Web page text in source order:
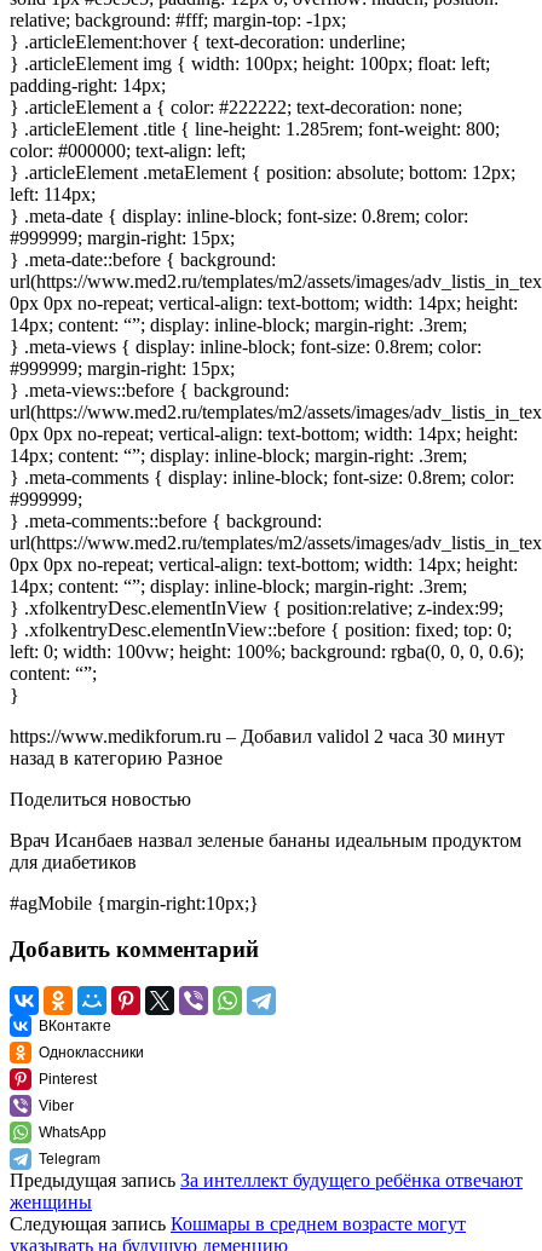
relative; background: #fff; margin-top: -1px;
} .articleElement:hover { text-decoration: underline;
} .articleElement img { width: 100px; height: 100px; float: left;
padding-right: 14px;
} .articleElement a { color: #222222; text-decoration: none;
} .articleElement .title { line-height: 1.285rem; font-weight: 800;
color: #000000; text-align: left;
} .articleElement .metaElement { position: absolute; bottom: 12px;
left: 114px;
} .meta-date { display: inline-block; font-size: 0.8rem; color:
#999999; margin-right: 15px;
} .meta-date::before { background:
url(https://www.med2.ru/templates/m2/assets/images/
0px 0px no-repeat; vertical-align: text-bottom; width: 14px; height:
14px; content: “”; display: inline-block; margin-right: .3rem;
} .meta-views { display: inline-block; font-size: 0.8rem; color:
#999999; margin-right: 15px;
} .meta-views::before { background:
url(https://www.med2.ru/templates/m2/assets/images/
0px 0px no-repeat; vertical-align: text-bottom; width: 14px; height:
14px; content: “”; display: inline-block; margin-right: .3rem;
} .meta-comments { display: inline-block; font-size: 0.8rem; color:
#999999;
} .meta-comments::before { background:
url(https://www.med2.ru/templates/m2/assets/images/
0px 0px no-repeat; vertical-align: text-bottom; width: 14px; height:
14px; content: “”; display: inline-block; margin-right: .3rem;
} .xfolkentryDesc.elementInView { position:relative; z-index:99;
} .xfolkentryDesc.elementInView::before { position: fixed; top: 0;
left: 0; width: 100vw; height: 100%; background: rgba(0, 0, 0, 0.6);
content: “”;
}
https://www.medikforum.ru – Добавил validol 2 часа 30 минут
назад в категорию Разное
Поделиться новостью
Врач Исанбаев назвал зеленые бананы идеальным продуктом
для диабетиков
#agMobile {margin-right:10px;}
Добавить комментарий
ВКонтакте
Одноклассники
Pinterest
Viber
WhatsApp
Telegram
Предыдущая запись За интеллект будущего ребёнка отвечают
женщины
Следующая запись Кошмары в среднем возрасте могут
указывать на будущую деменцию